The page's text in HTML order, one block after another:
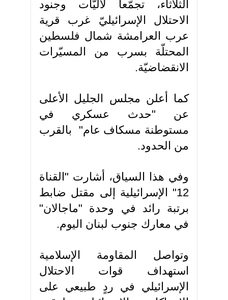
الثلاثاء، تجمّعاً لآليّات وجنود
الاحتلال الإسرائيليّ غرب قرية
عرب العرامشة شمال فلسطين
المحتلّة بسرب من المسيّرات
الانقضاضيّة.
كما أعلن مجلس الجليل الأعلى
عن "حدث عسكري في
مستوطنة مسكاف عام" بالقرب
من الحدود.
وفي هذا السياق، أشارت "القناة
12" الإسرائيلية إلى مقتل ضابط
برتبة رائد في وحدة "ماجالان"
في معارك جنوب لبنان اليوم.
وتواصل المقاومة الإسلامية
استهداف قوات الاحتلال
الإسرائيلي في ردٍ طبيعي على